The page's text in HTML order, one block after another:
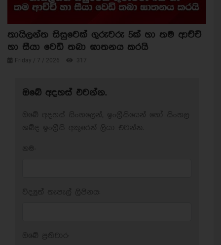
තායිලන්ත සිසුවෙක් ගුරුවරු 5ක් හා තම ආච්චි
හා සීයා වෙඩි තබා ඝාතනය කරයි
Friday / 7 / 2026 317
ඔබේ අදහස් එවන්න.